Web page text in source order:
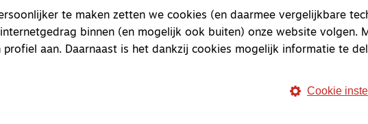
te maken zetten we cookies (en daarmee vergelijkbare
binnen (en mogelijk ook buiten) onze website volgen.
aan. Daarnaast is het dankzij cookies mogelijk informatie te
Cookie